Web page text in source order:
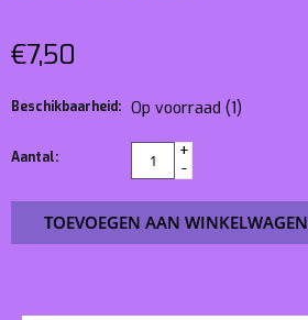
€7,50
Beschikbaarheid: Op voorraad (1)
Aantal:
+
-
TOEVOEGEN AAN WINKELWAGEN